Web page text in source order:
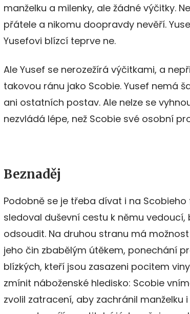
manželku a milenky, ale žádné výčitky.
přátele a nikomu doopravdy nevěří.
Yusefovi blízcí teprve ne.
Ale Yusef se nerozežírá výčitkami, a
takovou ránu jako Scobie. Yusef nemá
ani ostatních postav. Ale nelze se
nezvládá lépe, než Scobie své osobní
Beznaděj
Podobně se je třeba dívat i na
sledoval duševní cestu k němu
odsoudit. Na druhou stranu má
jeho čin zbabělým útěkem, ponechání
blízkých, kteří jsou zasazeni pocitem
zmínit náboženské hledisko: Scobie
zvolil zatracení, aby zachránil manželku